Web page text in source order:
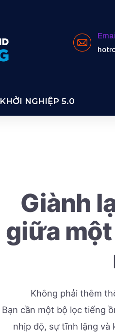
Email
KHỞI NGHIỆP 5.0
Giành
giữa
Không phải thêm
Bạn cần một bộ lọc tiếng
nhịp độ, sự tĩnh lặng